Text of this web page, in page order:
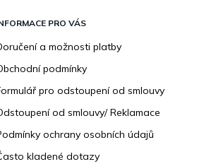
PRO VÁS
a možnosti platby
podmínky
pro odstoupení od smlouvy
od smlouvy/ Reklamace
ochrany osobních údajů
kladené dotazy